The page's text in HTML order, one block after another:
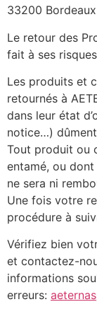
33200 Bordeaux
Le retour des
fait à ses
Les produits et
retournés à
dans leur état
notice…)
Tout produit ou
entamé, ou dont
ne sera ni
Une fois votre
procédure à
Vérifiez bien
et contactez-
informations
erreurs: